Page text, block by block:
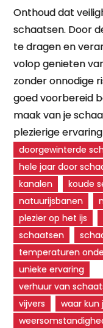
Onthoud dat
schaatsen. Door
te dragen en
volop genieten
zonder onnodige
goed voorbereid
maak van je
plezierige
doorgewinterde
hele jaar door
kanalen
koude
natuurijsbanen
plezier op het ijs
schaatsen
temperaturen
unieke ervaring
verhuur van
vijvers
waar kun